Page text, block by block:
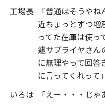
工場長
「普通はそうや
近ちょっとずつ増
ってた在庫は使っ
遽サプライヤさん
に無理やって回答
に言ってくれって」
いろは
「えー・・・じ